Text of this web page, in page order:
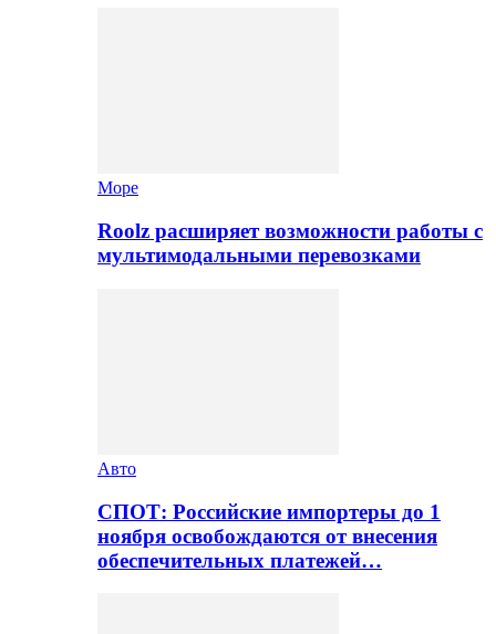
Море
Roolz расширяет возможности работы с
мультимодальными перевозками
Авто
СПОТ: Российские импортеры до 1
ноября освобождаются от внесения
обеспечительных платежей…